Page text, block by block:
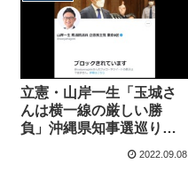
立憲・山岸一生「玉城さ
んは横一線の厳しい勝
負」沖縄県知事選巡り情
伝する悪質性【マガジン
2022.09.08